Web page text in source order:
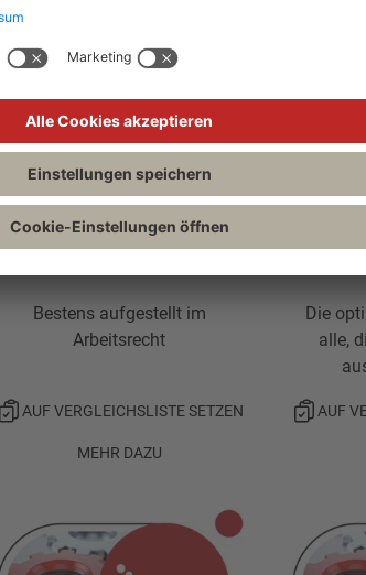
Bestens aufgestellt im
Arbeitsrecht
AUF VERGLEICHSLISTE SETZEN
MEHR DAZU
Die
alle,
AUF